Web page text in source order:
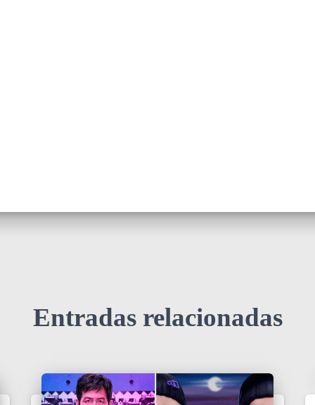
Entradas relacionadas